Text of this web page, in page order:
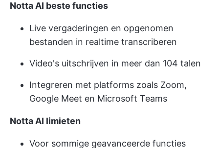
Notta AI beste functies
Live vergaderingen en opgenomen
bestanden in realtime transcriberen
Video's uitschrijven in meer dan 104 talen
Integreren met platforms zoals Zoom,
Google Meet en Microsoft Teams
Notta AI limieten
Voor sommige geavanceerde functies